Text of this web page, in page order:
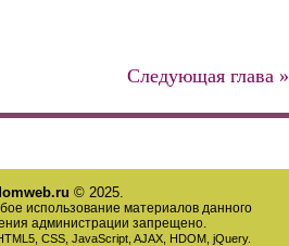
Следующая глава »
© 2025.
использование материалов данного
администрации запрещено.
CSS, JavaScript, AJAX, HDOM, jQuery.